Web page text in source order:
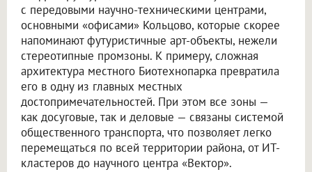
с передовыми научно-техническими центрами,
основными «офисами» Кольцово, которые скорее
напоминают футуристичные арт-объекты, нежели
стереотипные промзоны. К примеру, сложная
архитектура местного Биотехнопарка превратила
его в одну из главных местных
достопримечательностей. При этом все зоны —
как досуговые, так и деловые — связаны системой
общественного транспорта, что позволяет легко
перемещаться по всей территории района, от ИТ-
кластеров до научного центра «Вектор».